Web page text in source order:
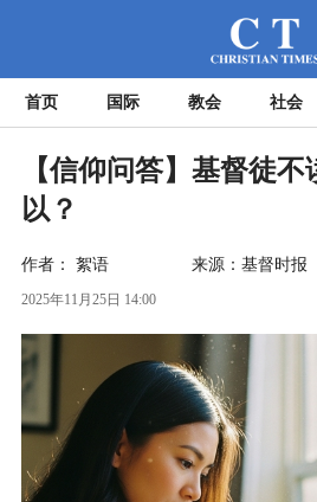
首页 国际 教会 社会
【信仰问答】基督徒
以？
作者： 絮语 来源：基督时报
2025年11月25日 14:00